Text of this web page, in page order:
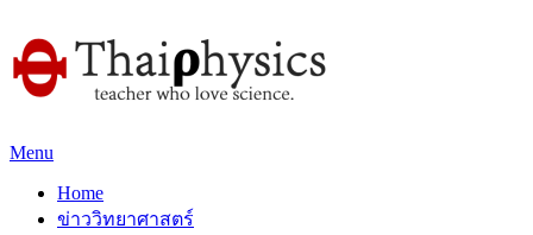
Menu
Home
ข่าววิทยาศาสตร์